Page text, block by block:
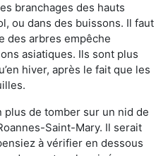
branchages des hauts
ou dans des buissons. Il faut
des arbres empêche
asiatiques. Ils sont plus
hiver, après le fait que les
plus de tomber sur un nid de
Saint-Mary. Il serait
à vérifier en dessous